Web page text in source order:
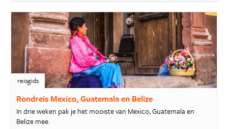
reisgids
Rondreis Mexico, Guatemala en Belize
In drie weken pak je het mooiste van Mexico, Guatemala en
Belize mee.